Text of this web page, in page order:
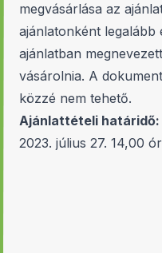
megvásárlása az
ajánlatonként legalább
ajánlatban
vásárolnia. A
közzé nem tehető.
Ajánlattételi határidő:
2023. július 27. 14,00